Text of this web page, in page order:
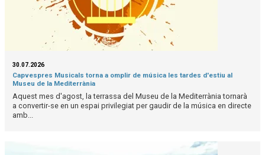
30.07.2026
Capvespres Musicals torna a omplir de música les tardes d'estiu al
Museu de la Mediterrània
Aquest mes d'agost, la terrassa del Museu de la Mediterrània tornarà
a convertir-se en un espai privilegiat per gaudir de la música en directe
amb...